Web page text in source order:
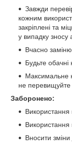
Завжди
кожним
закріплені та
у випадку
Вчасно
Будьте
Максимальне
не перевищуйте
Заборонено:
Використання
Вносити зміни